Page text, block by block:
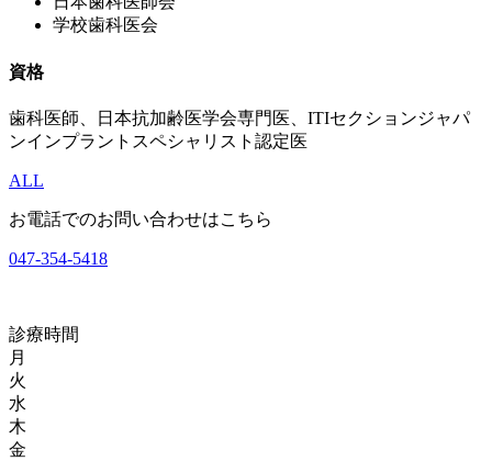
学校歯科医会
資格
歯科医師、日本抗加齢医学会専門医、ITIセクションジャパ
ンインプラントスペシャリスト認定医
ALL
お電話でのお問い合わせはこちら
047-354-5418
診療時間
月
火
水
木
金